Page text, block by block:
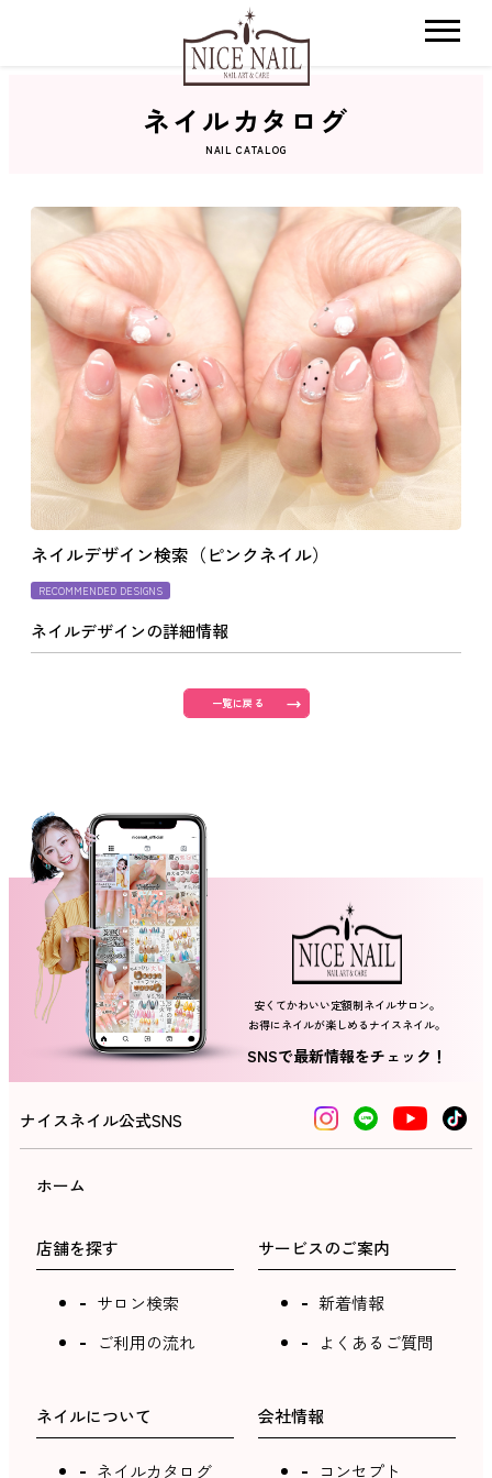
ネイルカタログ
おすすめクーポン
料金メニュー
コンセプト
よくあるご質問
取り扱いカラー
消費者志向自主宣言
新着情報
採用情報
ネイルスクール
ネイルカタログ
NAIL CATALOG
ネイルデザイン検索（ピンクネイル）
RECOMMENDED DESIGNS
ネイルデザインの詳細情報
一覧に戻る
安くてかわいい定額制ネイルサロン。
お得にネイルが楽しめるナイスネイル。
SNSで最新情報をチェック！
ナイスネイル公式SNS
ホーム
店舗を探す
サロン検索
ご利用の流れ
サービスのご案内
新着情報
よくあるご質問
ネイルについて
ネイルカタログ
会社情報
コンセプト